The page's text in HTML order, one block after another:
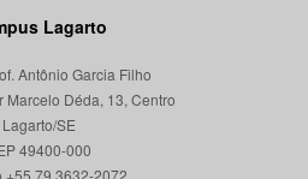
Lagarto
Antônio Garcia Filho
Marcelo Déda, 13, Centro
Lagarto/SE
49400-000